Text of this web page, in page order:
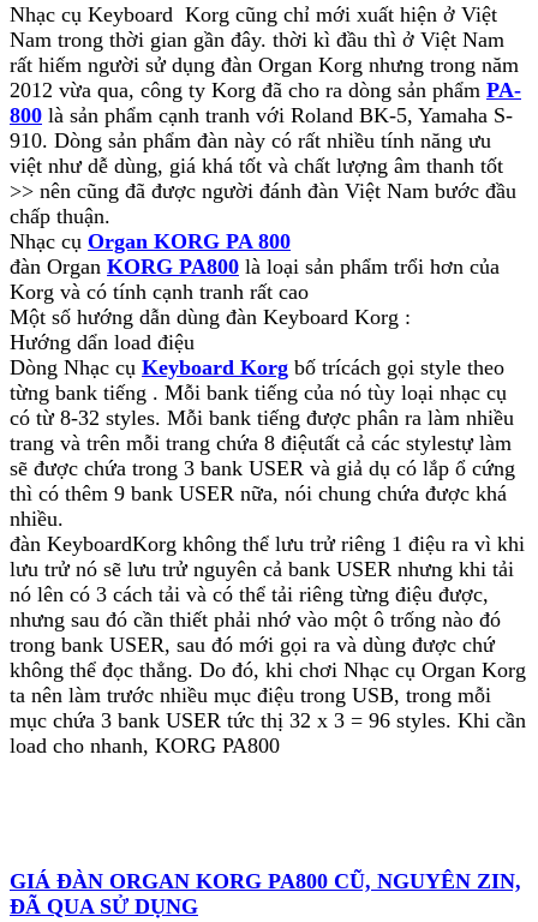
Nhạc cụ Keyboard Korg cũng chỉ mới xuất hiện ở Việt
Nam trong thời gian gần đây. thời kì đầu thì ở Việt Nam
rất hiếm người sử dụng đàn Organ Korg nhưng trong năm
2012 vừa qua, công ty Korg đã cho ra dòng sản phẩm PA-
800 là sản phẩm cạnh tranh với Roland BK-5, Yamaha S-
910. Dòng sản phẩm đàn này có rất nhiều tính năng ưu
việt như dễ dùng, giá khá tốt và chất lượng âm thanh tốt
>> nên cũng đã được người đánh đàn Việt Nam bước đầu
chấp thuận.
Nhạc cụ Organ KORG PA 800
đàn Organ KORG PA800 là loại sản phẩm trổi hơn của
Korg và có tính cạnh tranh rất cao
Một số hướng dẫn dùng đàn Keyboard Korg :
Hướng dẩn load điệu
Dòng Nhạc cụ Keyboard Korg bố trícách gọi style theo
từng bank tiếng . Mỗi bank tiếng của nó tùy loại nhạc cụ
có từ 8-32 styles. Mỗi bank tiếng được phân ra làm nhiều
trang và trên mỗi trang chứa 8 điệutất cả các stylestự làm
sẽ được chứa trong 3 bank USER và giả dụ có lắp ổ cứng
thì có thêm 9 bank USER nữa, nói chung chứa được khá
nhiều.
đàn KeyboardKorg không thể lưu trử riêng 1 điệu ra vì khi
lưu trử nó sẽ lưu trử nguyên cả bank USER nhưng khi tải
nó lên có 3 cách tải và có thể tải riêng từng điệu được,
nhưng sau đó cần thiết phải nhớ vào một ô trống nào đó
trong bank USER, sau đó mới gọi ra và dùng được chứ
không thể đọc thẳng. Do đó, khi chơi Nhạc cụ Organ Korg
ta nên làm trước nhiều mục điệu trong USB, trong mỗi
mục chứa 3 bank USER tức thị 32 x 3 = 96 styles. Khi cần
load cho nhanh, KORG PA800
GIÁ ĐÀN ORGAN KORG PA800 CŨ, NGUYÊN ZIN,
ĐÃ QUA SỬ DỤNG